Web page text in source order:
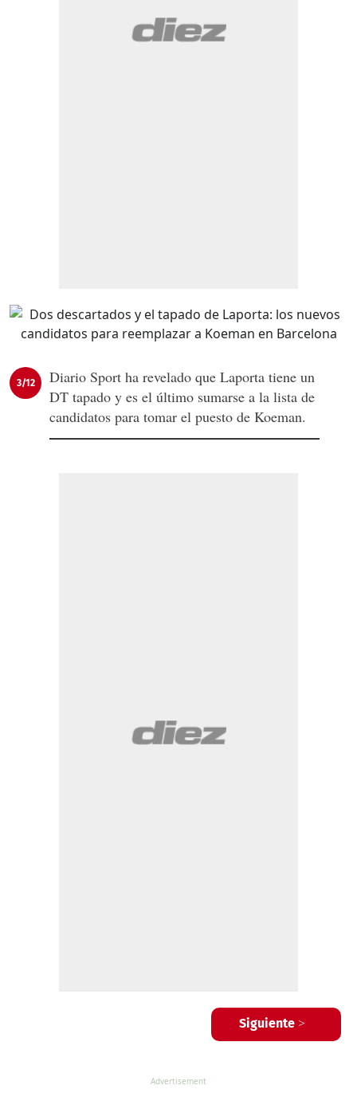
3/12
Diario Sport ha revelado que Laporta tiene un
DT tapado y es el último sumarse a la lista de
candidatos para tomar el puesto de Koeman.
Siguiente >